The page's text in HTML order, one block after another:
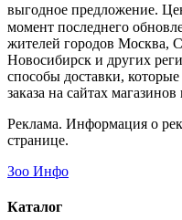
выгодное предложение.
момент последнего
жителей городов Москва,
Новосибирск и других
способы доставки,
заказа на сайтах
Реклама. Информация о
странице.
Зоо Инфо
Каталог